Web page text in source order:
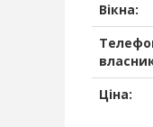
Вікна:
Ціна: